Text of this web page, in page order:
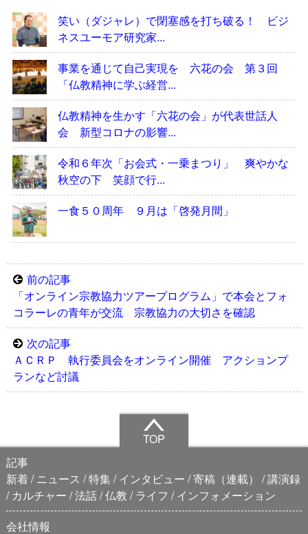
笑い（ダジャレ）で閉塞感を打ち破る！ ビジ
ネスユーモア研究家...
事業を通じて自己実現を 六花の会 第３回
「仏教精神に学ぶ経営...
仏教精神を生かす「六花の会」が代表世話人
会 新型コロナの影響...
令和６年次「お会式・一乗まつり」 爽やかな
秋空の下 笑顔で行...
一食５０周年 ９月は「啓発月間」
前の記事
「オンライン宗教協力ツアープログラム」で本会とフォ
コラーレの青年が交流 宗教協力の大切さを確認
次の記事
ＡＣＲＰ 執行委員会をオンライン開催 アクションプ
ランなど討議
TOP
記事
新着
ニュース 特集 インタビュー 寄稿（連載）
講演録
カルチャー 法話 仏教 ライフ
インフォメーション
会社情報